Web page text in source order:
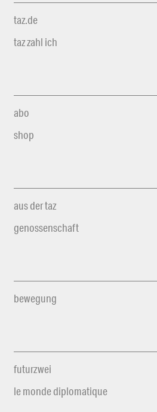
taz.de
taz zahl ich
abo
shop
aus der taz
genossenschaft
bewegung
futurzwei
le monde diplomatique